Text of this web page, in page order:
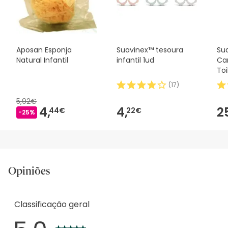
nossos termos e condições
Aposan Esponja
Natural Infantil
5,92€
-25% 4,44€
Suavinex™ tesoura
infantil 1ud
(17)
4,22€
Opiniões
Classificação geral